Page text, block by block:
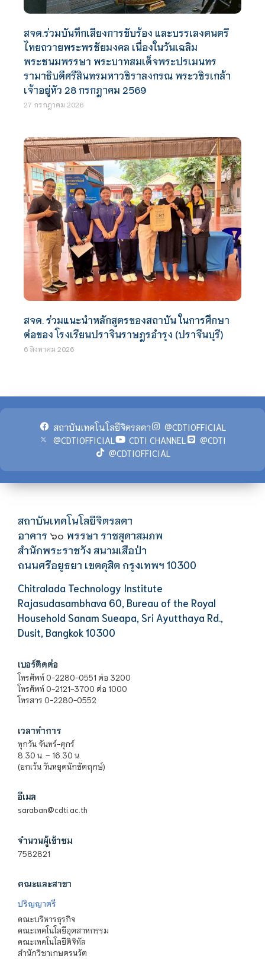
สจด.ร่วมบันทึกเสียงการขับร้อง และบรรเลงดนตรี
ไทยถวายพระพรชัยมงคล เนื่องในวันเฉลิม
พระชนมพรรษา พระบาทสมเด็จพระปรเมนทร
รามาธิบดีศรีสินทรมหาวชิราลงกรณ พระวชิรเกล้า
เจ้าอยู่หัว 28 กรกฎาคม 2569
27 กรกฎาคม 2026
สจด. ร่วมแนะนำหลักสูตรของสถาบัน ในการศึกษา
ต่อของ โรงเรียนปราจินราษฎรอำรุง (ปราจีนบุรี)
6 สิงหาคม 2026
สถาบันเทคโนโลยีจิตรลดา
@CDTIOFFICIAL
@CDTIOFFICIAL
CDTI CHANNEL
@CDTI
@CDTIOFFICIAL
สถาบันเทคโนโลยีจิตรลดา
อาคาร ๖๐ พรรษา ราชสุดาสมภพ
สำนักพระราชวัง สนามเสือป่า
ถนนศรีอยุธยา เขตดุสิต กรุงเทพฯ 10300
Chitralada Technology Institute
Rajasudasambhava 60, Bureau of the Royal
Household Sanam Sueapa, Sri Ayutthaya Rd.,
Dusit, Bangkok 10300
เบอร์ติดต่อ
โทรศัพท์ 0-2280-0551 ต่อ 3200
โทรศัพท์ 0-2121-3700 ต่อ 1000
โทรสาร 0-2280-0552
เวลาทำการ
ทุกวัน จันทร์-ศุกร์
8.30 น. – 16.30 น.
(ยกเว้น วันหยุดนักขัตฤกษ์)
อีเมล
saraban@cdti.ac.th
จำนวนผู้เข้าชม
7582821
คณะและสาขา
ปริญญาตรี
คณะบริหารธุรกิจ
คณะเทคโนโลยีอุตสาหกรรม
คณะเทคโนโลยีดิจิทัล
สำนักวิชาเกษตรนวัต